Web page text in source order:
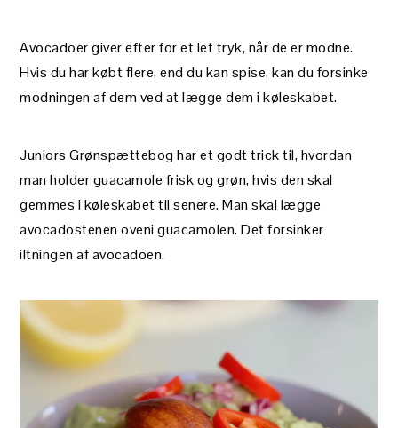
Avocadoer giver efter for et let tryk, når de er modne.
Hvis du har købt flere, end du kan spise, kan du forsinke
modningen af dem ved at lægge dem i køleskabet.
Juniors Grønspættebog har et godt trick til, hvordan
man holder guacamole frisk og grøn, hvis den skal
gemmes i køleskabet til senere. Man skal lægge
avocadostenen oveni guacamolen. Det forsinker
iltningen af avocadoen.